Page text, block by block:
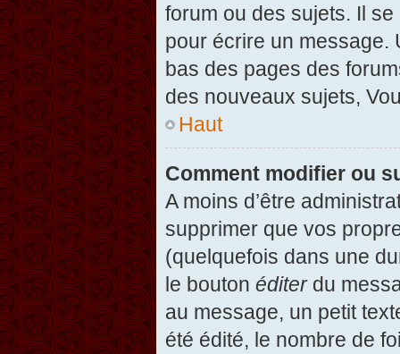
forum ou des sujets. Il
pour écrire un message.
bas des pages des
des nouveaux sujets,
Haut
Comment modifier ou
A moins d’être
supprimer que vos
(quelquefois dans une
le bouton éditerdu
au message, un petit
été édité, le nombre de